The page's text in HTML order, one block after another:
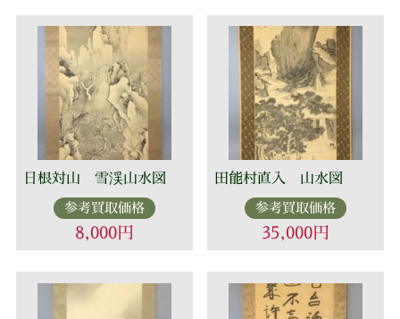
日根対山 雪渓山水図
参考買取価格
8,000円
田能村直入 山水図
参考買取価格
35,000円